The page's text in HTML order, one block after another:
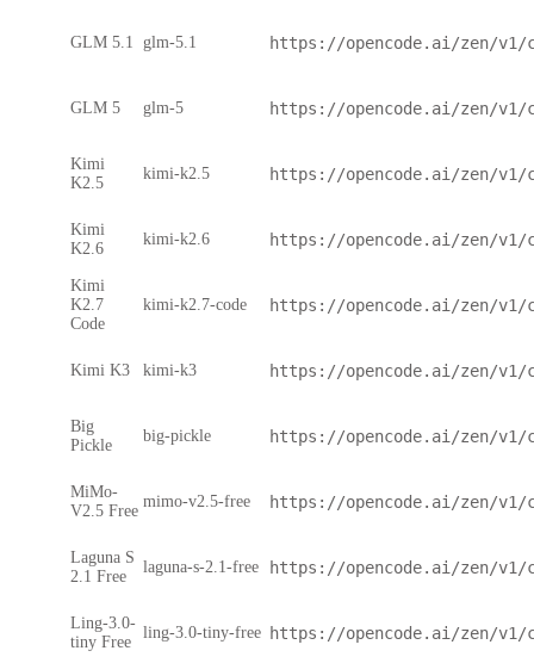
GLM 5.1 glm-5.1 https://opencode.ai/zen/v1/
GLM 5 glm-5 https://opencode.ai/zen/v1/
Kimi
K2.5
kimi-k2.5 https://opencode.ai/zen/v1/
Kimi
K2.6
kimi-k2.6 https://opencode.ai/zen/v1/
Kimi
K2.7
Code
kimi-k2.7-code https://opencode.ai/zen/v1/
Kimi K3 kimi-k3 https://opencode.ai/zen/v1/
Big
Pickle
big-pickle https://opencode.ai/zen/v1/
MiMo-
V2.5 Free
mimo-v2.5-free https://opencode.ai/zen/v1/
Laguna S
2.1 Free
laguna-s-2.1-free https://opencode.ai/zen/v1/
Ling-3.0-
tiny Free
ling-3.0-tiny-free https://opencode.ai/zen/v1/